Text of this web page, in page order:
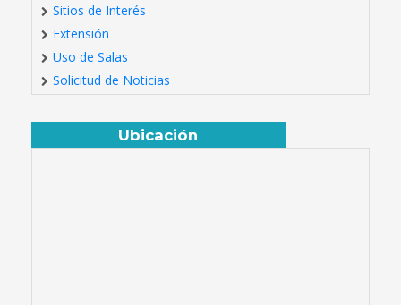
Sitios de Interés
Extensión
Uso de Salas
Solicitud de Noticias
Ubicación